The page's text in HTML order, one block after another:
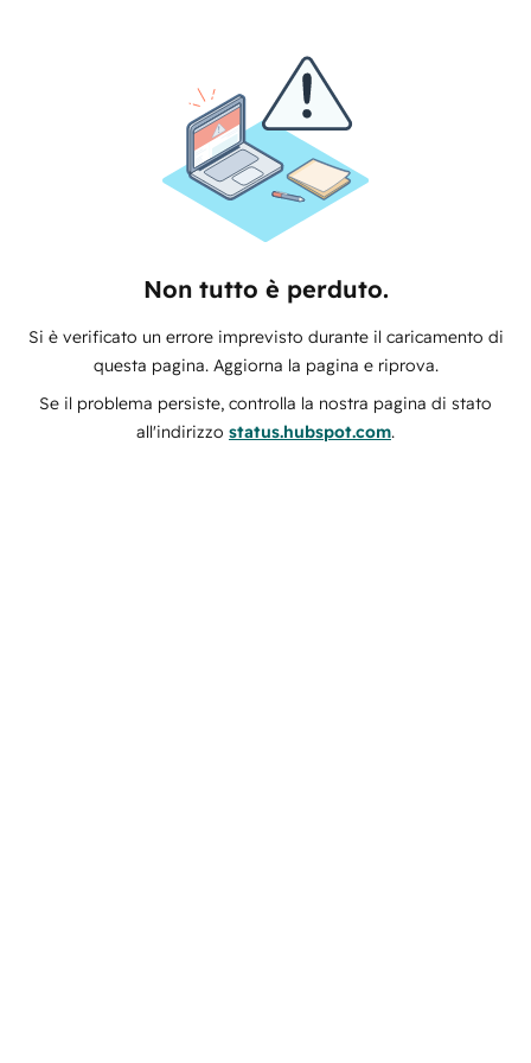
Non tutto è perduto.
Si è verificato un errore imprevisto durante il caricamento di
questa pagina. Aggiorna la pagina e riprova.
Se il problema persiste, controlla la nostra pagina di stato
all'indirizzo status.hubspot.com.